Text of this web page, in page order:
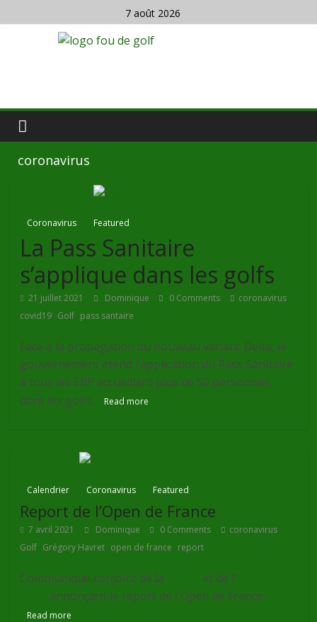
7 août 2026
coronavirus
Coronavirus Featured
La Pass Sanitaire
s’applique dans les golfs
21 juillet 2021 Dominique 0 Comments coronavirus,
covid19, Golf, pass santaire
Face à la propagation du nouveau variant Delta, le
gouvernement étend l’application du Pass Sanitaire
à tous les ERP accueillant plus de 50 personnes,
dont les golfs.
Read more
Calendrier Coronavirus Featured
Report de l’Open de France
7 avril 2021 Dominique 0 Comments coronavirus,
Golf, Grégory Havret, open de france, report
Communiqué conjoint de la et de l'
annonçant le report de l'Open de France.
Read more